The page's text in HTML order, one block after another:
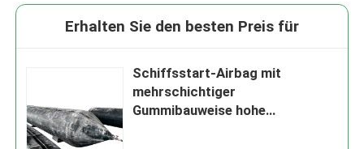
Erhalten Sie den besten Preis für
Schiffsstart-Airbag mit
mehrschichtiger
Gummibauweise hohe